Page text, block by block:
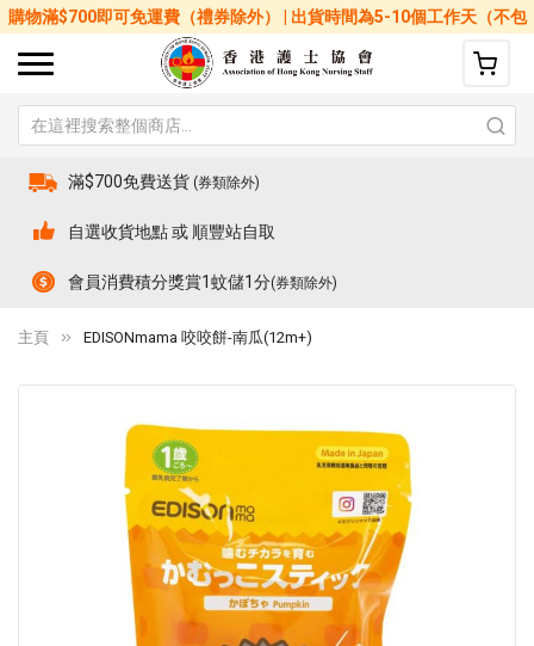
購物滿$700即可免運費（禮券除外） | 出貨時間為5-10個工作天（不包
括星期六、日及公眾假期）
滿$700免費送貨 (券類除外)
自選收貨地點 或 順豐站自取
會員消費積分獎賞1蚊儲1分(券類除外)
主頁 EDISONmama 咬咬餅-南瓜(12m+)